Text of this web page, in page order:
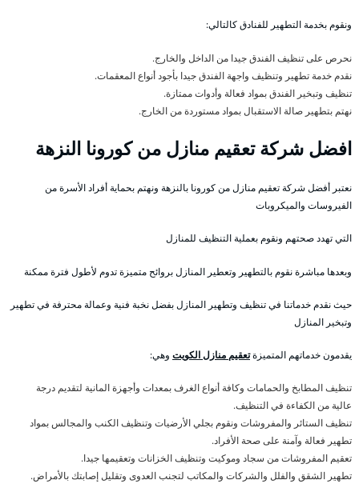
ونقوم بخدمة التطهير للفنادق كالتالي:
نحرص على تنظيف الفندق جيدا من الداخل والخارج.
نقدم خدمة تطهير وتنظيف واجهة الفندق جيدا بأجود أنواع المعقمات.
تنظيف وتبخير الفندق بمواد فعالة وأدوات ممتازة.
نهتم بتطهير صالة الاستقبال بمواد مستوردة من الخارج.
افضل شركة تعقيم منازل من كورونا النزهة
نعتبر أفضل شركة تعقيم منازل من كورونا بالنزهة ونهتم بحماية أفراد الأسرة من
الفيروسات والميكروبات
التي تهدد صحتهم ونقوم بعملية التنظيف للمنازل
وبعدها مباشرة نقوم بالتطهير وتعطير المنازل بروائح متميزة تدوم لأطول فترة ممكنة
حيث نقدم خدماتنا في تنظيف وتطهير المنازل بفضل نخبة فنية وعمالة محترفة في تطهير
وتبخير المنازل
يقدمون خدماتهم المتميزةتعقيم منازل الكويت وهي:
تنظيف المطابخ والحمامات وكافة أنواع الغرف بمعدات وأجهزة المانية لتقديم درجة
عالية من الكفاءة في التنظيف.
تنظيف الستائر والمفروشات ونقوم بجلي الأرضيات وتنظيف الكنب والمجالس بمواد
تطهير فعالة وآمنة على صحة الأفراد.
تعقيم المفروشات من سجاد وموكيت وتنظيف الخزانات وتعقيمها جيدا.
تطهير الشقق والفلل والشركات والمكاتب لتجنب العدوى وتقليل إصابتك بالأمراض.